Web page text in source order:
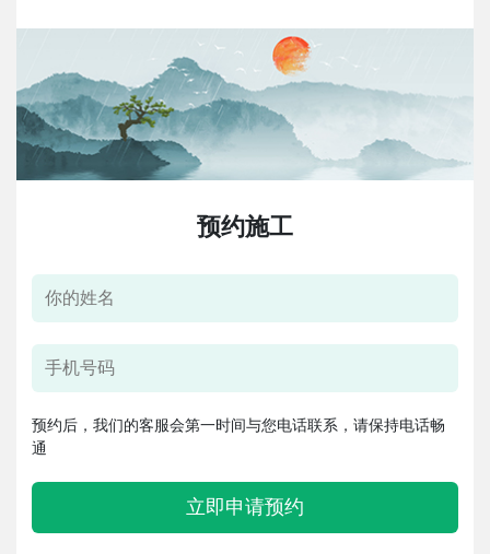
预约施工
预约后，我们的客服会第一时间与您电话联系，请保持电话畅
通
立即申请预约